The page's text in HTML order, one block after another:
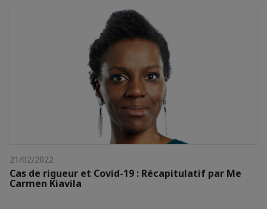
21/02/2022
Cas de rigueur et Covid-19 : Récapitulatif par Me
Carmen Kiavila